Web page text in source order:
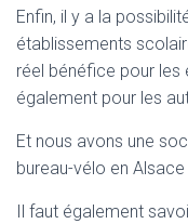
Enfin, il y a la
établissements
réel bénéfice pour les
également pour les
Et nous avons une
bureau-vélo en Alsace
Il faut également